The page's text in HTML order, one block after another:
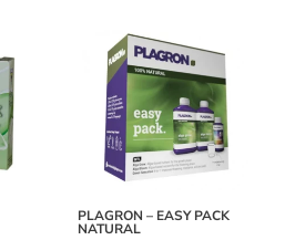
PLAGRON – EASY PACK
NATURAL